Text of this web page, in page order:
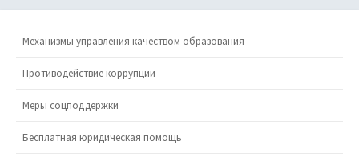
Механизмы управления качеством образования
Противодействие коррупции
Меры соцподдержки
Бесплатная юридическая помощь